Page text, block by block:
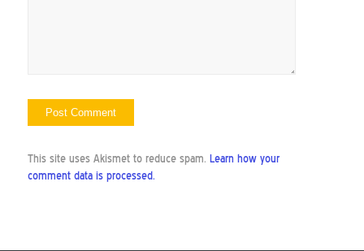
This site uses Akismet to reduce spam. Learn how your
comment data is processed.